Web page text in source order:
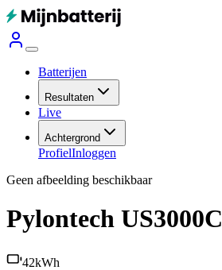
Batterijen
Resultaten
Live
Achtergrond
ProfielInloggen
Geen afbeelding beschikbaar
Pylontech US3000C
42kWh